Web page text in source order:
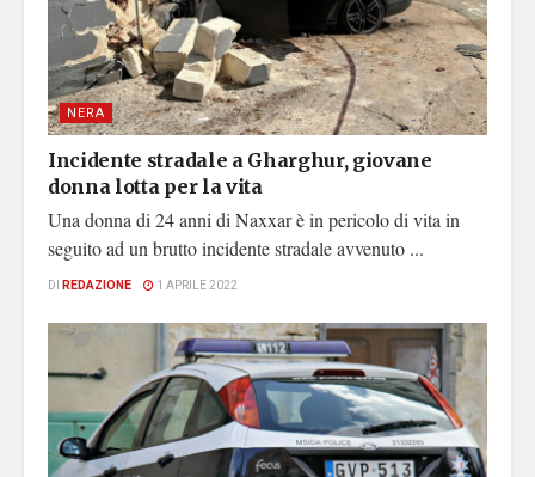
NERA
Incidente stradale a Gharghur, giovane
donna lotta per la vita
Una donna di 24 anni di Naxxar è in pericolo di vita in
seguito ad un brutto incidente stradale avvenuto ...
DI REDAZIONE 1 APRILE 2022